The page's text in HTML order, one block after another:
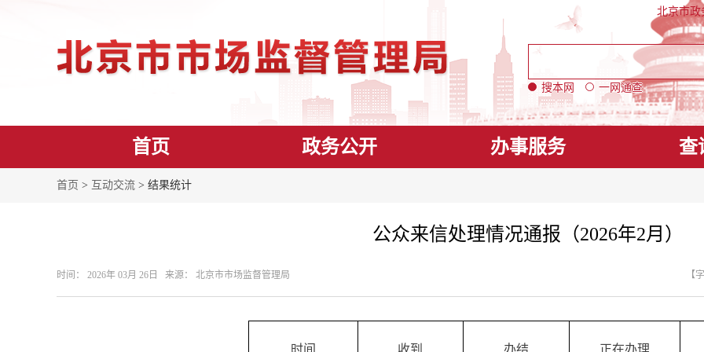
北京市政
搜本网 一网通查
首页 政务公开 办事服务 查
首页 > 互动交流 > 结果统计
公众来信处理情况通报（2026年2月）
时间： 2026年 03月 26日 来源： 北京市市场监督管理局 【
时间 收到 办结 正在办理